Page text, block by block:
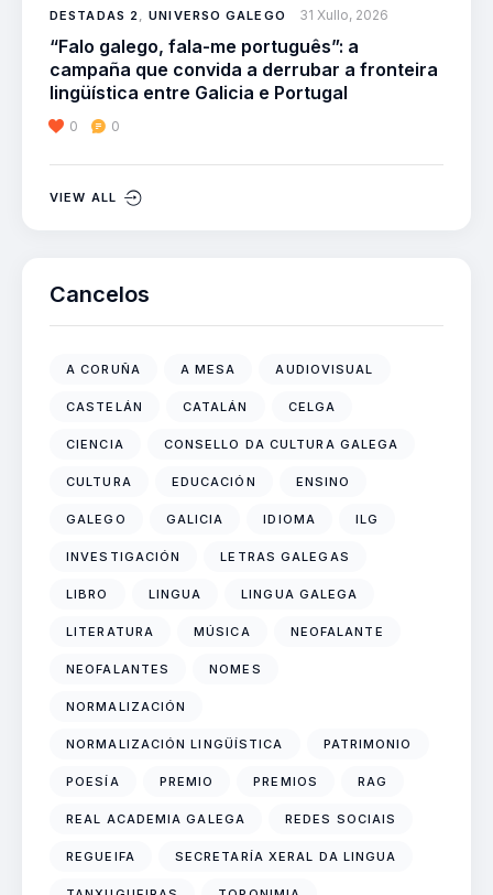
DESTADAS 2,UNIVERSO GALEGO 31 Xullo, 2026
“Falo galego, fala-me português”: a
campaña que convida a derrubar a fronteira
lingüística entre Galicia e Portugal
0 0
VIEW ALL
Cancelos
A CORUÑA A MESA AUDIOVISUAL
CASTELÁN CATALÁN CELGA
CIENCIA CONSELLO DA CULTURA GALEGA
CULTURA EDUCACIÓN ENSINO
GALEGO GALICIA IDIOMA ILG
INVESTIGACIÓN LETRAS GALEGAS
LIBRO LINGUA LINGUA GALEGA
LITERATURA MÚSICA NEOFALANTE
NEOFALANTES NOMES
NORMALIZACIÓN
NORMALIZACIÓN LINGÜÍSTICA PATRIMONIO
POESÍA PREMIO PREMIOS RAG
REAL ACADEMIA GALEGA REDES SOCIAIS
REGUEIFA SECRETARÍA XERAL DA LINGUA